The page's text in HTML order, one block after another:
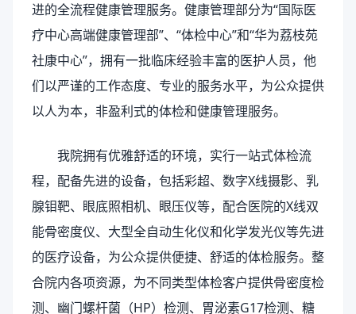
进的全流程健康管理服务。健康管理部分为“国际医
疗中心高端健康管理部”、“体检中心”和“华为荔枝苑
社康中心”，拥有一批临床经验丰富的医护人员，他
们以严谨的工作态度、专业的服务水平，为公众提供
以人为本，非盈利式的体检和健康管理服务。
我院拥有优雅舒适的环境，实行一站式体检流
程，配备先进的设备，包括彩超、数字X线摄影、乳
腺钼靶、眼底照相机、眼压仪等，配合医院的X线双
能骨密度仪、大型全自动生化仪和化学发光仪等先进
的医疗设备，为公众提供便捷、舒适的体检服务。整
合院内各项资源，为不同类型体检客户提供骨密度检
测、幽门螺杆菌（HP）检测、胃泌素G17检测、糖